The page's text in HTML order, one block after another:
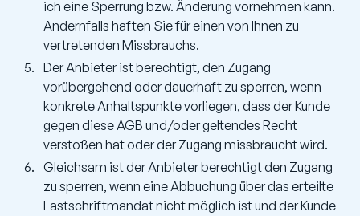
ich eine Sperrung bzw. Änderung vornehmen kann.
Andernfalls haften Sie für einen von Ihnen zu
vertretenden Missbrauchs.
Der Anbieter ist berechtigt, den Zugang
vorübergehend oder dauerhaft zu sperren, wenn
konkrete Anhaltspunkte vorliegen, dass der Kunde
gegen diese AGB und/oder geltendes Recht
verstoßen hat oder der Zugang missbraucht wird.
Gleichsam ist der Anbieter berechtigt den Zugang
zu sperren, wenn eine Abbuchung über das erteilte
Lastschriftmandat nicht möglich ist und der Kunde